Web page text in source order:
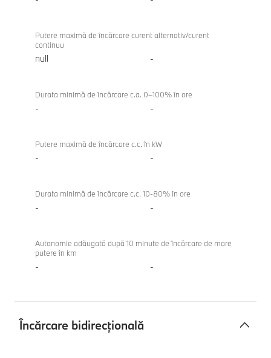
Putere maximă de încărcare curent alternativ/curent
continuu
null -
Durata minimă de încărcare c.a. 0–100% în ore
- -
Putere maximă de încărcare c.c. în kW
- -
Durata minimă de încărcare c.c. 10-80% în ore
- -
Autonomie adăugată după 10 minute de încărcare de mare
putere în km
- -
Încărcare bidirecțională